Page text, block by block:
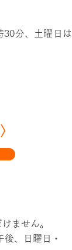
30分、土曜日は
ません。
、日曜日・